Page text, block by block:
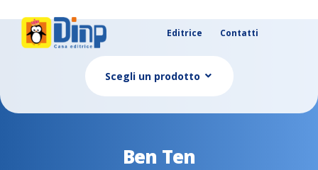
Editrice Contatti
Scegli un prodotto
Ben Ten